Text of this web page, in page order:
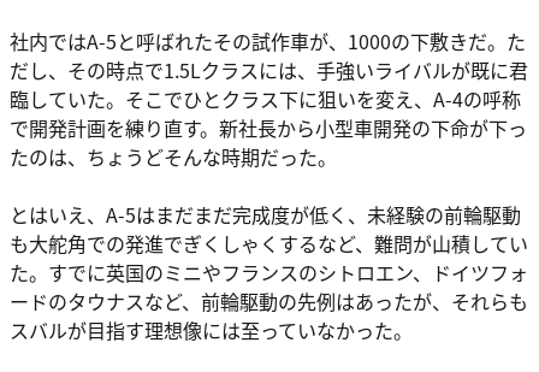
社内ではA-5と呼ばれたその試作車が、1000の下敷きだ。た
だし、その時点で1.5Lクラスには、手強いライバルが既に君
臨していた。そこでひとクラス下に狙いを変え、A-4の呼称
で開発計画を練り直す。新社長から小型車開発の下命が下っ
たのは、ちょうどそんな時期だった。
とはいえ、A-5はまだまだ完成度が低く、未経験の前輪駆動
も大舵角での発進でぎくしゃくするなど、難問が山積してい
た。すでに英国のミニやフランスのシトロエン、ドイツフォ
ードのタウナスなど、前輪駆動の先例はあったが、それらも
スバルが目指す理想像には至っていなかった。